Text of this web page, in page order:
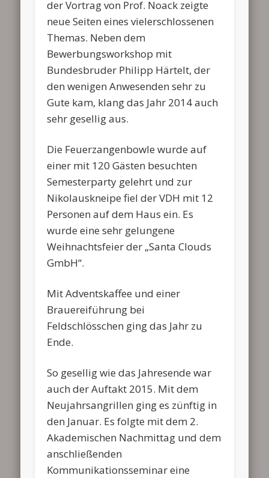
der Vortrag von Prof. Noack zeigte
neue Seiten eines vielerschlossenen
Themas. Neben dem
Bewerbungsworkshop mit
Bundesbruder Philipp Härtelt, der
den wenigen Anwesenden sehr zu
Gute kam, klang das Jahr 2014 auch
sehr gesellig aus.
Die Feuerzangenbowle wurde auf
einer mit 120 Gästen besuchten
Semesterparty gelehrt und zur
Nikolauskneipe fiel der VDH mit 12
Personen auf dem Haus ein. Es
wurde eine sehr gelungene
Weihnachtsfeier der „Santa Clouds
GmbH“.
Mit Adventskaffee und einer
Brauereiführung bei
Feldschlösschen ging das Jahr zu
Ende.
So gesellig wie das Jahresende war
auch der Auftakt 2015. Mit dem
Neujahrsangrillen ging es zünftig in
den Januar. Es folgte mit dem 2.
Akademischen Nachmittag und dem
anschließenden
Kommunikationsseminar eine